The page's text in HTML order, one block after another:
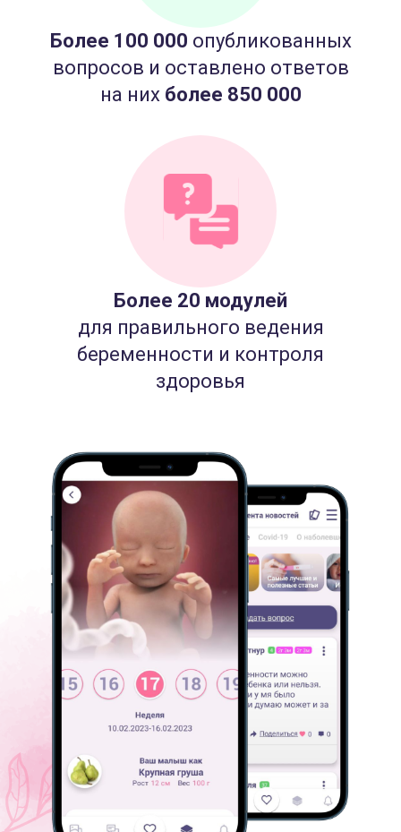
Более 100 000 опубликованных
вопросов и оставлено ответов
на них более 850 000
Более 20 модулей
для правильного ведения
беременности и контроля
здоровья